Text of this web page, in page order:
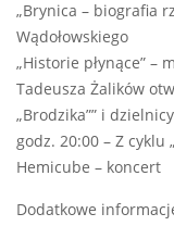
„Brynica – biografia
Wądołowskiego
„Historie płynące” –
Tadeusza Żalików
„Brodzika”” i dzielnicy
godz. 20:00 – Z
Hemicube – koncert
Dodatkowe